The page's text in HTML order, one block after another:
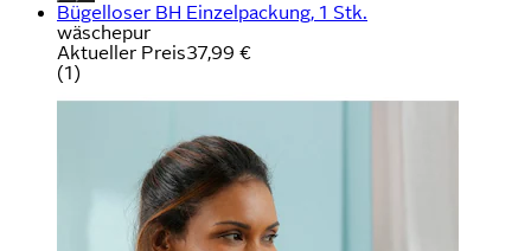
Bügelloser BH Einzelpackung, 1 Stk.
wäschepur
Aktueller Preis37,99 €
(1)